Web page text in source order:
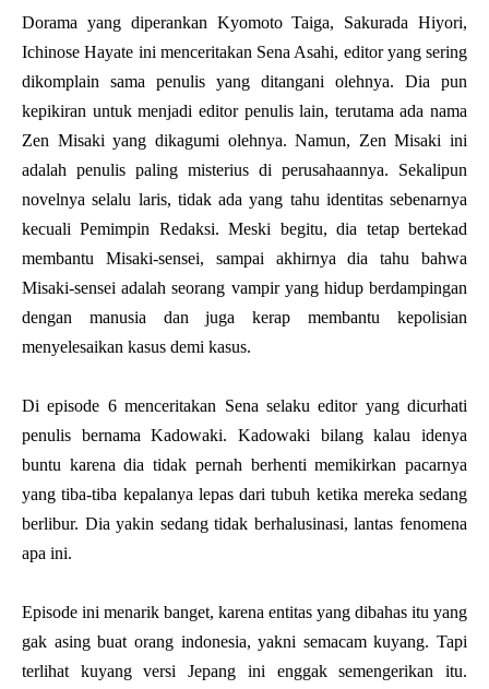
Dorama yang diperankan Kyomoto Taiga, Sakurada Hiyori,
Ichinose Hayate ini menceritakan Sena Asahi, editor yang sering
dikomplain sama penulis yang ditangani olehnya. Dia pun
kepikiran untuk menjadi editor penulis lain, terutama ada nama
Zen Misaki yang dikagumi olehnya. Namun, Zen Misaki ini
adalah penulis paling misterius di perusahaannya. Sekalipun
novelnya selalu laris, tidak ada yang tahu identitas sebenarnya
kecuali Pemimpin Redaksi. Meski begitu, dia tetap bertekad
membantu Misaki-sensei, sampai akhirnya dia tahu bahwa
Misaki-sensei adalah seorang vampir yang hidup berdampingan
dengan manusia dan juga kerap membantu kepolisian
menyelesaikan kasus demi kasus.
Di episode 6 menceritakan Sena selaku editor yang dicurhati
penulis bernama Kadowaki. Kadowaki bilang kalau idenya
buntu karena dia tidak pernah berhenti memikirkan pacarnya
yang tiba-tiba kepalanya lepas dari tubuh ketika mereka sedang
berlibur. Dia yakin sedang tidak berhalusinasi, lantas fenomena
apa ini.
Episode ini menarik banget, karena entitas yang dibahas itu yang
gak asing buat orang indonesia, yakni semacam kuyang. Tapi
terlihat kuyang versi Jepang ini enggak semengerikan itu.